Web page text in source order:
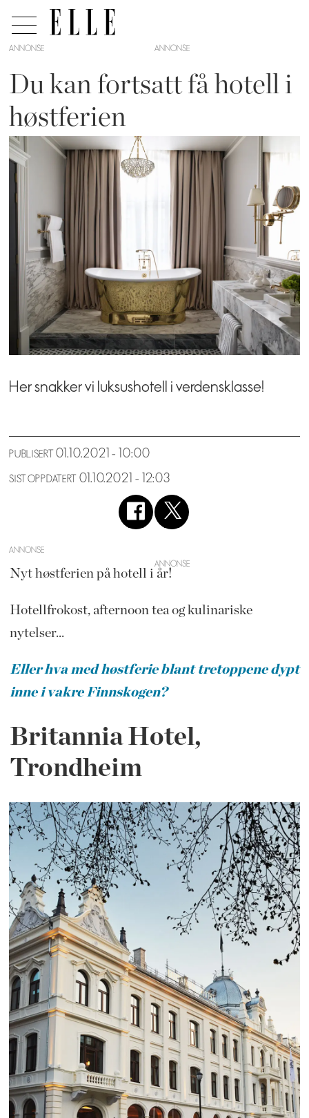
ANNONSE
Du kan fortsatt få hotell i
høstferien
Her snakker vi luksushotell i verdensklasse!
PUBLISERT 01.10.2021 - 10:00
SIST OPPDATERT 01.10.2021 - 12:03
ANNONSE
Nyt høstferien på hotell i år!
Hotellfrokost, afternoon tea og kulinariske
nytelser...
Eller hva med høstferie blant tretoppene dypt
inne i vakre Finnskogen?
Britannia Hotel,
Trondheim